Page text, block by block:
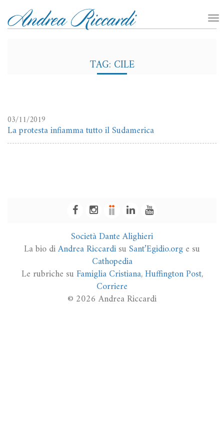
TAG: CILE
03/11/2019
La protesta infiamma tutto il Sudamerica
Società Dante Alighieri
La bio diAndrea RiccardisuSant’Egidio.orge su
Cathopedia
Le rubriche suFamiglia Cristiana,Huffington Post,
Corriere
© 2026 Andrea Riccardi